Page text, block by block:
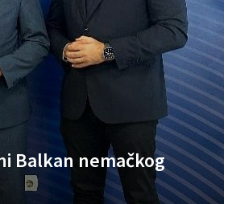
Balkan nemačkog